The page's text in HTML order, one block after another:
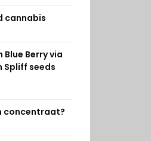
cannabis
Blue Berry via
Spliff seeds
concentraat?